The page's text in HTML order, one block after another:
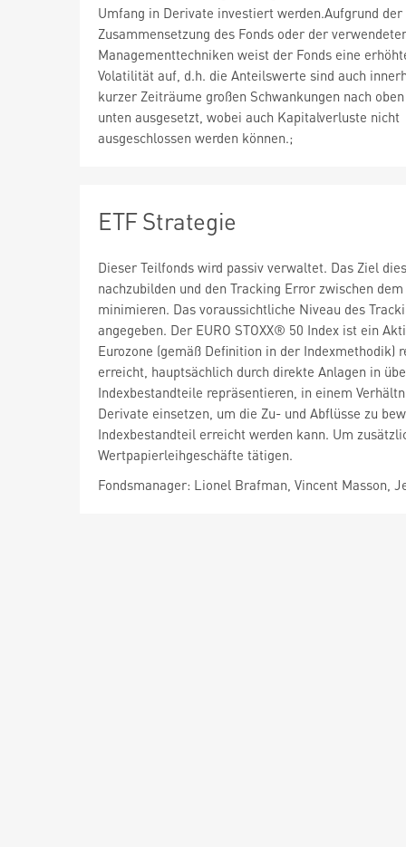
Umfang in Derivate investiert werden.Aufgrund der
Zusammensetzung des Fonds oder der
Managementtechniken weist der Fonds eine
Volatilität auf, d.h. die Anteilswerte sind auch
kurzer Zeiträume großen Schwankungen nach
unten ausgesetzt, wobei auch Kapitalverluste nicht
ausgeschlossen werden können.;
ETF Strategie
Dieser Teilfonds wird passiv verwaltet. Das Ziel
nachzubilden und den Tracking Error zwischen
minimieren. Das voraussichtliche Niveau des
angegeben. Der EURO STOXX® 50 Index ist ein
Eurozone (gemäß Definition in der
erreicht, hauptsächlich durch direkte Anlagen in
Indexbestandteile repräsentieren, in einem
Derivate einsetzen, um die Zu- und Abflüsse zu
Indexbestandteil erreicht werden kann. Um
Wertpapierleihgeschäfte tätigen.
Fondsmanager: Lionel Brafman, Vincent Masson,